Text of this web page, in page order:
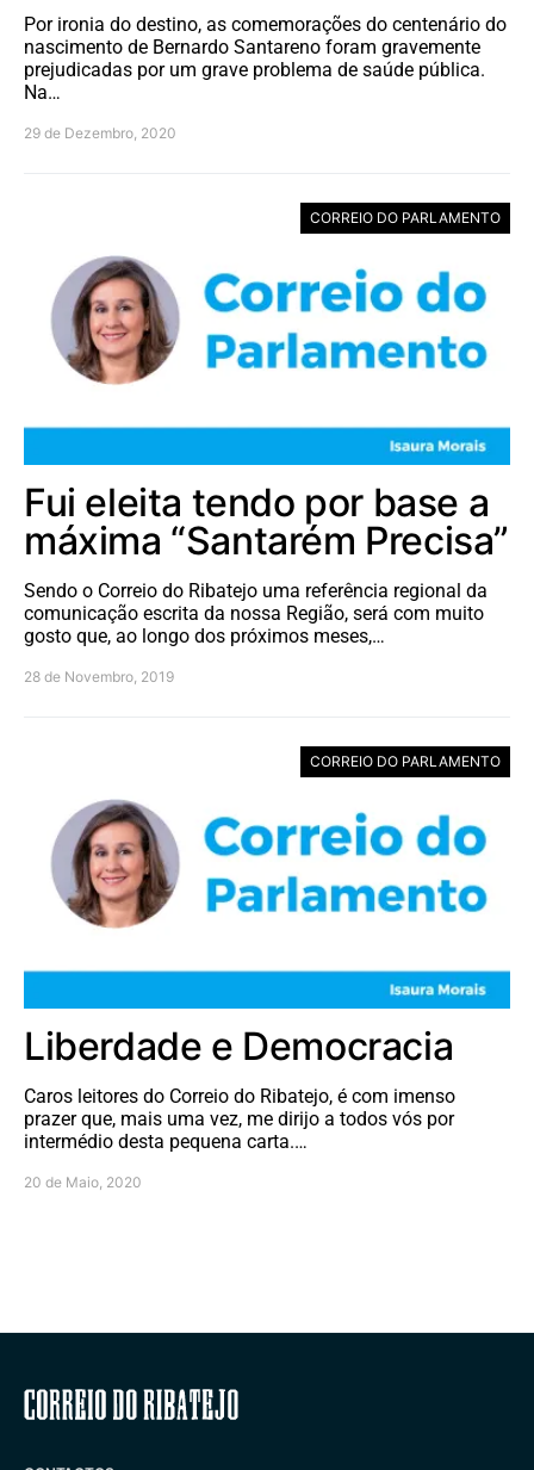
Por ironia do destino, as comemorações do centenário do
nascimento de Bernardo Santareno foram gravemente
prejudicadas por um grave problema de saúde pública.
Na…
29 de Dezembro, 2020
CORREIO DO PARLAMENTO
Fui eleita tendo por base a
máxima “Santarém Precisa”
Sendo o Correio do Ribatejo uma referência regional da
comunicação escrita da nossa Região, será com muito
gosto que, ao longo dos próximos meses,…
28 de Novembro, 2019
CORREIO DO PARLAMENTO
Liberdade e Democracia
Caros leitores do Correio do Ribatejo, é com imenso
prazer que, mais uma vez, me dirijo a todos vós por
intermédio desta pequena carta.…
20 de Maio, 2020
Correio do Ribatejo